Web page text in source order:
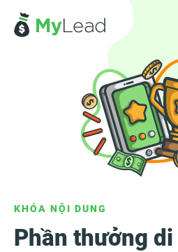
KHÓA NỘI DUNG
Phần thưởng